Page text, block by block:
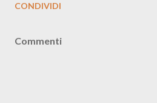
CONDIVIDI
Commenti